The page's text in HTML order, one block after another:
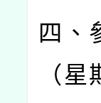
四、
（